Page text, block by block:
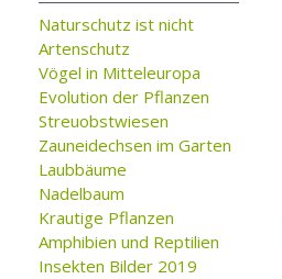
Naturschutz ist nicht
Artenschutz
Vögel in Mitteleuropa
Evolution der Pflanzen
Streuobstwiesen
Zauneidechsen im Garten
Laubbäume
Nadelbaum
Krautige Pflanzen
Amphibien und Reptilien
Insekten Bilder 2019